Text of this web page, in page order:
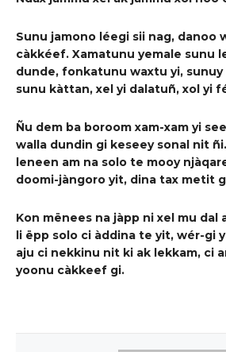
Sunu jamono léegi sii nag, danoo
càkkéef. Xamatunu yemale sunu
dunde, fonkatunu waxtu yi,
sunu kàttan, xel yi dalatuñ, xol yi
Ñu dem ba boroom xam-xam yi
walla dundin gi keseey sonal nit
leneen am na solo te mooy
doomi-jàngoro yit, dina tax metit
Kon mënees na jàpp ni xel mu dal
li ëpp solo ci àddina te yit, wér-gi
aju ci nekkinu nit ki ak lekkam, ci
yoonu càkkeef gi.